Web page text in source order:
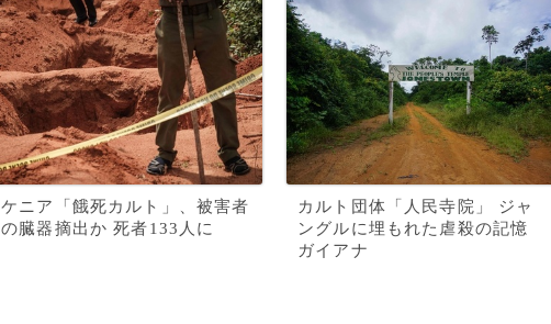
ケニア「餓死カルト」、被害者
の臓器摘出か 死者133人に
カルト団体「人民寺院」 ジャ
ングルに埋もれた虐殺の記憶
ガイアナ